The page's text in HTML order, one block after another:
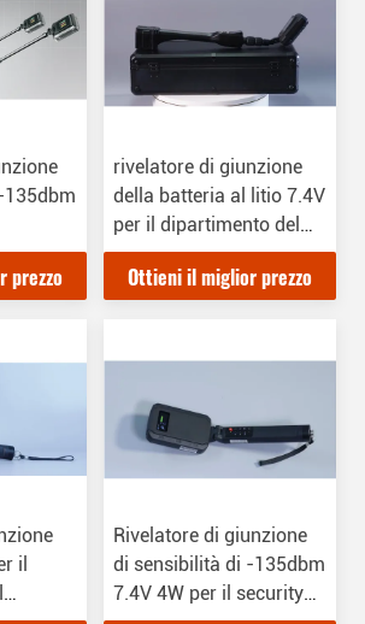
prezzo
rivelatore di giunzione
della batteria al litio 7.4V
per il dipartimento del
governo
Ottieni il miglior prezzo
il
Rivelatore di giunzione
di sensibilità di -135dbm
7.4V 4W per il securityA